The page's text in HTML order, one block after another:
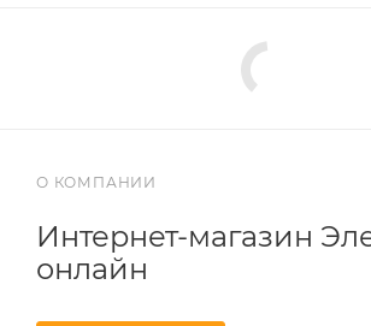
О КОМПАНИИ
Интернет-магазин
онлайн